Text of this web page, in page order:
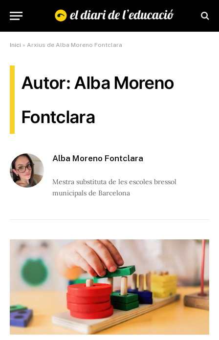
Inici » Arxius de Alba Moreno Fontclara
Autor: Alba Moreno
Fontclara
Alba Moreno Fontclara
Mestra substituta de les escoles bressol
municipals de Barcelona